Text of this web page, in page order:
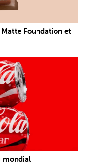
Matte Foundation et
mondial